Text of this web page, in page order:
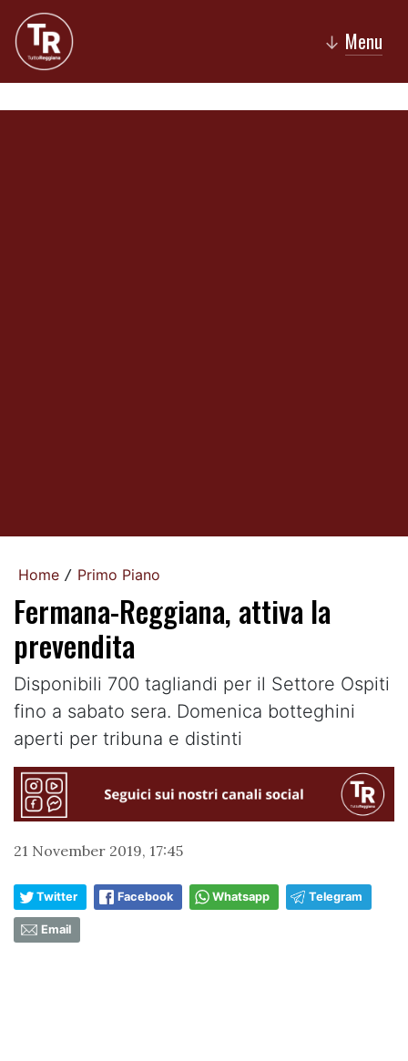
↓ Menu
Home / Primo Piano
Fermana-Reggiana, attiva la
prevendita
Disponibili 700 tagliandi per il Settore Ospiti
fino a sabato sera. Domenica botteghini
aperti per tribuna e distinti
21 November 2019, 17:45
Twitter Facebook Whatsapp Telegram
Email